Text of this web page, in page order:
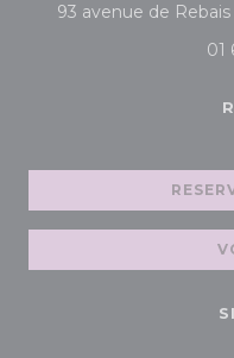
93 avenue de
01